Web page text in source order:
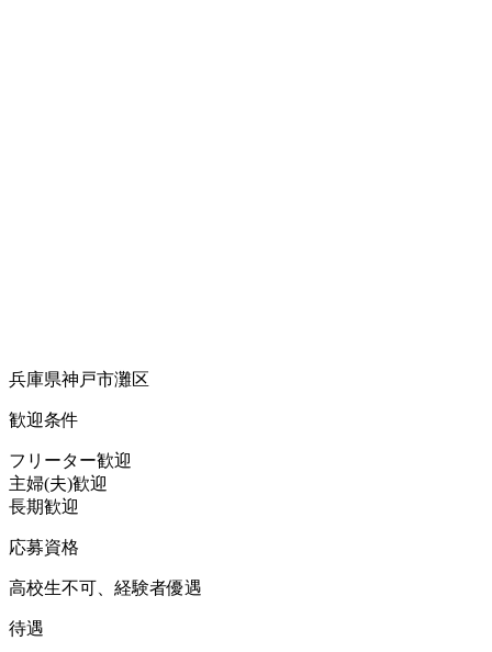
兵庫県神戸市灘区
歓迎条件
フリーター歓迎
主婦(夫)歓迎
長期歓迎
応募資格
高校生不可、経験者優遇
待遇